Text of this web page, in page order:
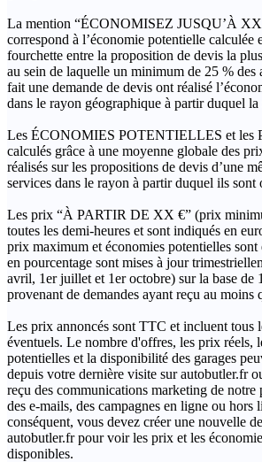
La mention “ÉCONOMISEZ JUSQU’À
correspond à l’économie potentielle calculée
fourchette entre la proposition de devis la
au sein de laquelle un minimum de 25 % des
fait une demande de devis ont réalisé
dans le rayon géographique à partir duquel la
Les ÉCONOMIES POTENTIELLES et les
calculés grâce à une moyenne globale des
réalisés sur les propositions de devis d’une
services dans le rayon à partir duquel ils sont
Les prix “À PARTIR DE XX €” (prix
toutes les demi-heures et sont indiqués en
prix maximum et économies potentielles sont
en pourcentage sont mises à jour
avril, 1er juillet et 1er octobre) sur la base de
provenant de demandes ayant reçu au moins
Les prix annoncés sont TTC et incluent tous
éventuels. Le nombre d'offres, les prix réels,
potentielles et la disponibilité des garages
depuis votre dernière visite sur autobutler.fr
reçu des communications marketing de notre
des e-mails, des campagnes en ligne ou hors
conséquent, vous devez créer une nouvelle
autobutler.fr pour voir les prix et les
disponibles.